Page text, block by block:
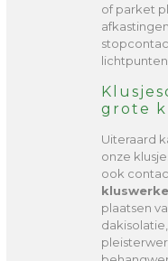
of parket
lichtpunten
grote
Uiteraard
onze
ook
plaatsen